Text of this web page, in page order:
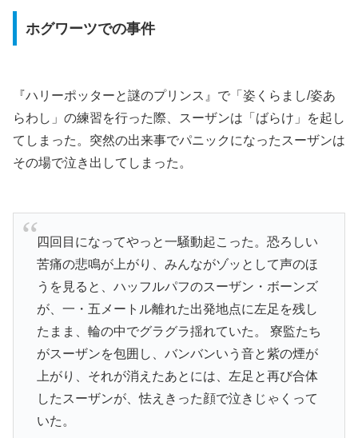
ホグワーツでの事件
『ハリーポッターと謎のプリンス』で「姿くらまし/姿あ
らわし」の練習を行った際、スーザンは「ばらけ」を起し
てしまった。突然の出来事でパニックになったスーザンは
その場で泣き出してしまった。
四回目になってやっと一騒動起こった。恐ろしい
苦痛の悲鳴が上がり、みんながゾッとして声のほ
うを見ると、ハッフルパフのスーザン・ボーンズ
が、一・五メートル離れた出発地点に左足を残し
たまま、輪の中でグラグラ揺れていた。 寮監たち
がスーザンを包囲し、バンバンいう音と紫の煙が
上がり、それが消えたあとには、左足と再び合体
したスーザンが、怯えきった顔で泣きじゃくって
いた。